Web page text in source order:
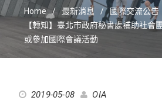
Home 最新消息
國際交流公告
【轉知】臺北市政府秘書處補助社會
或參加國際會議活動
2019-05-08 OIA